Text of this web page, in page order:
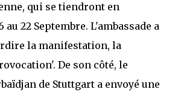
qui se tiendront en
au 22 Septembre. L'ambassade a
la manifestation, la
De son côté, le
de Stuttgart a envoyé une